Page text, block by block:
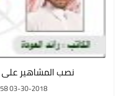
نصب المشاهير على
03-30-2018 07:58 صباحاً